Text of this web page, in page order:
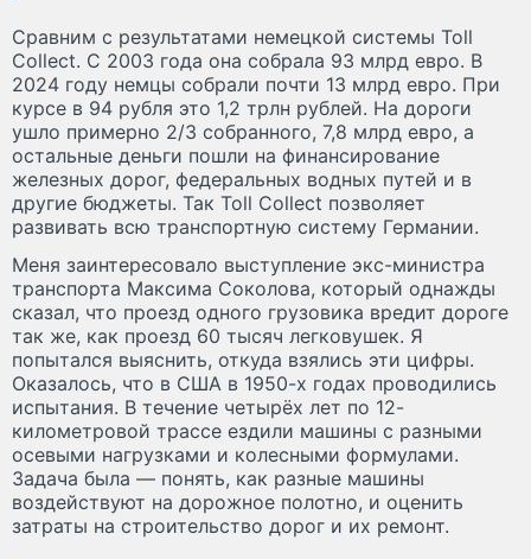
Сравним с результатами немецкой системы Toll
Collect. С 2003 года она собрала 93 млрд евро. В
2024 году немцы собрали почти 13 млрд евро. При
курсе в 94 рубля это 1,2 трлн рублей. На дороги
ушло примерно 2/3 собранного, 7,8 млрд евро, а
остальные деньги пошли на финансирование
железных дорог, федеральных водных путей и в
другие бюджеты. Так Toll Collect позволяет
развивать всю транспортную систему Германии.
Меня заинтересовало выступление экс-министра
транспорта Максима Соколова, который однажды
сказал, что проезд одного грузовика вредит дороге
так же, как проезд 60 тысяч легковушек. Я
попытался выяснить, откуда взялись эти цифры.
Оказалось, что в США в 1950-х годах проводились
испытания. В течение четырёх лет по 12-
километровой трассе ездили машины с разными
осевыми нагрузками и колесными формулами.
Задача была — понять, как разные машины
воздействуют на дорожное полотно, и оценить
затраты на строительство дорог и их ремонт.